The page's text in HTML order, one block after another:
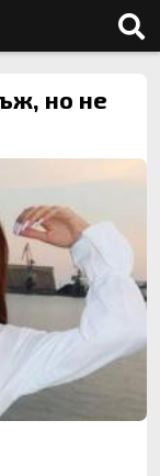
но не